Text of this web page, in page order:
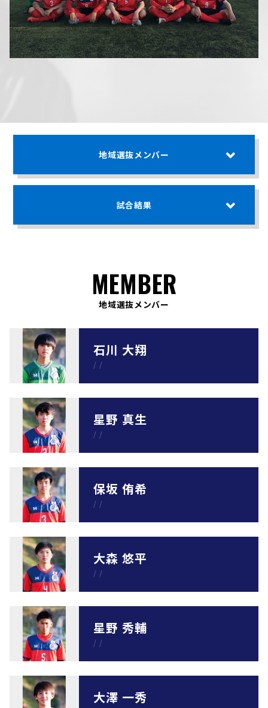
地域選抜メンバー
試合結果
MEMBER
地域選抜メンバー
石川 大翔
/ /
星野 真生
/ /
保坂 侑希
/ /
大森 悠平
/ /
星野 秀輔
/ /
大澤 一秀